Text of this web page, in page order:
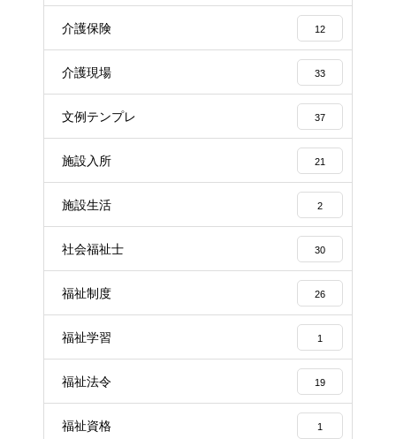
介護保険 12
介護現場 33
文例テンプレ 37
施設入所 21
施設生活 2
社会福祉士 30
福祉制度 26
福祉学習 1
福祉法令 19
福祉資格 1